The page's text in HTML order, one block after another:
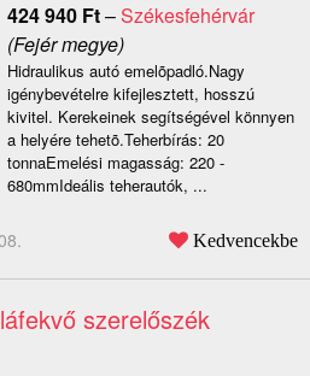
424 940 Ft–Székesfehérvár
(Fejér megye)
Hidraulikus autó emelõpadló.Nagy
igénybevételre kifejlesztett, hosszú
kivitel. Kerekeinek segítségével könnyen
a helyére tehetõ.Teherbírás: 20
tonnaEmelési magasság: 220 -
680mmIdeális teherautók, ...
Kedvencekbe
szerelőszék